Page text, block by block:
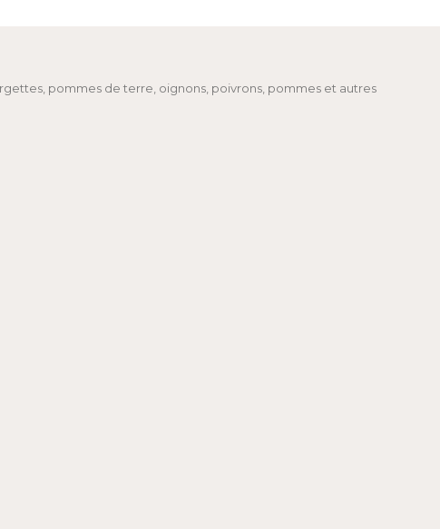
pommes de terre, oignons, poivrons, pommes et autres